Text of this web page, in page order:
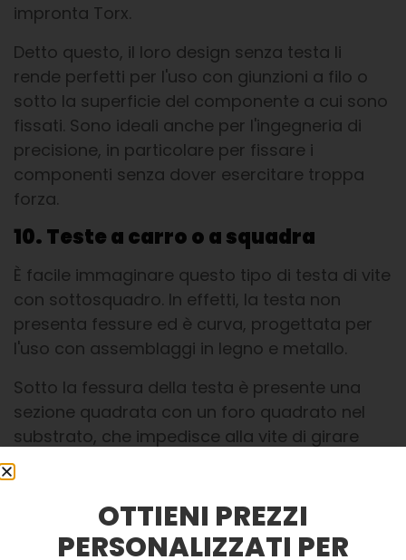
impronta Torx.
Detto questo, il loro design senza testa li
rende perfetti per l'uso con giunzioni a filo o
sotto la superficie del componente a cui sono
fissati. Sono ideali anche per l'ingegneria di
precisione, in particolare per fissare i
componenti senza dover esercitare troppa
forza.
10. Teste a carro o a squadra
È facile immaginare questo tipo di testa di vite
con sottosquadro. In effetti, la testa non
presenta fessure ed è curva, progettata per
l'uso con assemblaggi in legno e metallo.
Sotto la fessura della testa è presente una
sezione quadrata con un foro quadrato nel
substrato, che impedisce alla vite di girare
durante l'avvitamento, il che è funzionale per
le applicazioni in cui l'accesso per serrare il
bullone è molto limitato.
OTTIENI PREZZI
PERSONALIZZATI PER